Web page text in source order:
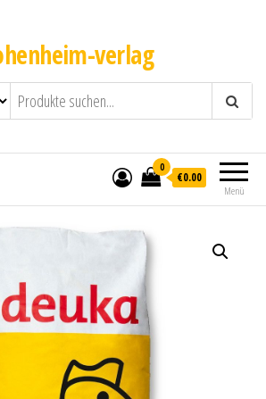
verlag
Menü
0
€0.00